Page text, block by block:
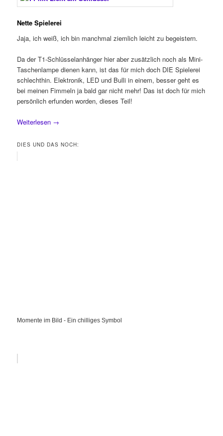
Nette Spielerei
Jaja, ich weiß, ich bin manchmal ziemlich leicht zu begeistern.
Da der T1-Schlüsselanhänger hier aber zusätzlich noch als Mini-
Taschenlampe dienen kann, ist das für mich doch DIE Spielerei
schlechthin. Elektronik, LED und Bulli in einem, besser geht es
bei meinen Fimmeln ja bald gar nicht mehr! Das ist doch für mich
persönlich erfunden worden, dieses Teil!
Weiterlesen →
DIES UND DAS NOCH:
Momente im Bild - Ein chilliges Symbol